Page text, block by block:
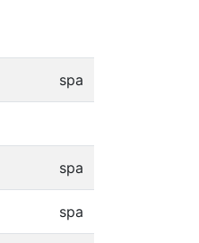
spa
spa
spa